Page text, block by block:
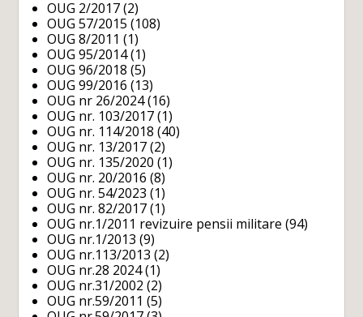
OUG 2/2017 (2)
OUG 57/2015 (108)
OUG 8/2011 (1)
OUG 95/2014(1)
OUG 96/2018 (5)
OUG 99/2016 (13)
OUG nr 26/2024(16)
OUG nr. 103/2017 (1)
OUG nr. 114/2018 (40)
OUG nr. 13/2017 (2)
OUG nr. 135/2020 (1)
OUG nr. 20/2016 (8)
OUG nr. 54/2023 (1)
OUG nr. 82/2017 (1)
OUG nr.1/2011 revizuire pensii militare (94)
OUG nr.1/2013 (9)
OUG nr.113/2013 (2)
OUG nr.28 2024(1)
OUG nr.31/2002 (2)
OUG nr.59/2011 (5)